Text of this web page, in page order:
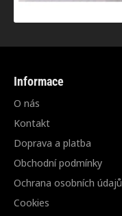
Informace
O nás
Kontakt
Doprava a platba
Obchodní podmínky
Ochrana osobních údajů
Cookies